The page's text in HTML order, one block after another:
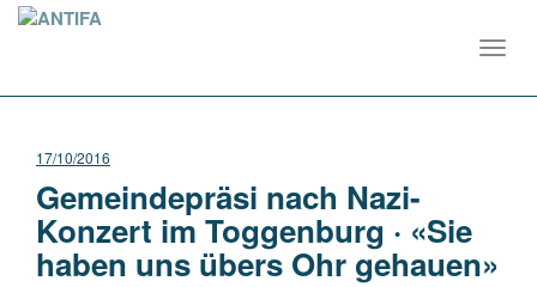
17/10/2016
Gemeindepräsi nach Nazi-
Konzert im Toggenburg · «Sie
haben uns übers Ohr gehauen»